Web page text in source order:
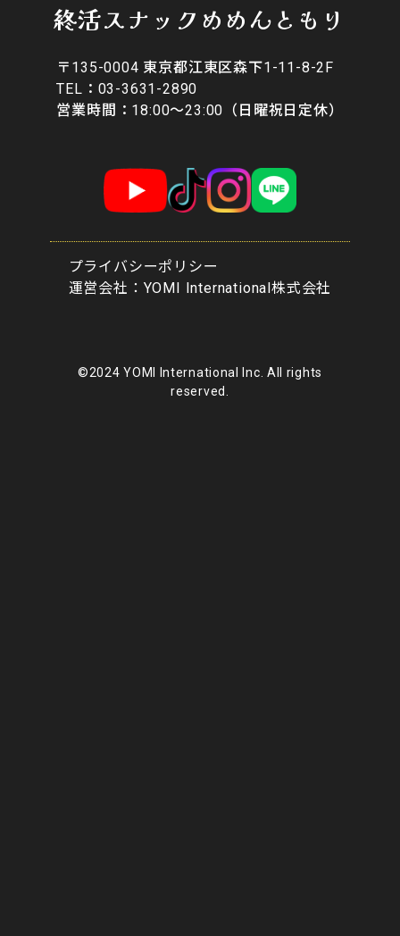
終活スナックめめんともり
〒135-0004 東京都江東区森下1-11-8-2F
​TEL：03-3631-2890
営業時間：18:00〜23:00（日曜祝日定休）
プライバシーポリシー
​運営会社：YOMI International株式会社
©2024 YOMI International Inc. All rights
reserved.